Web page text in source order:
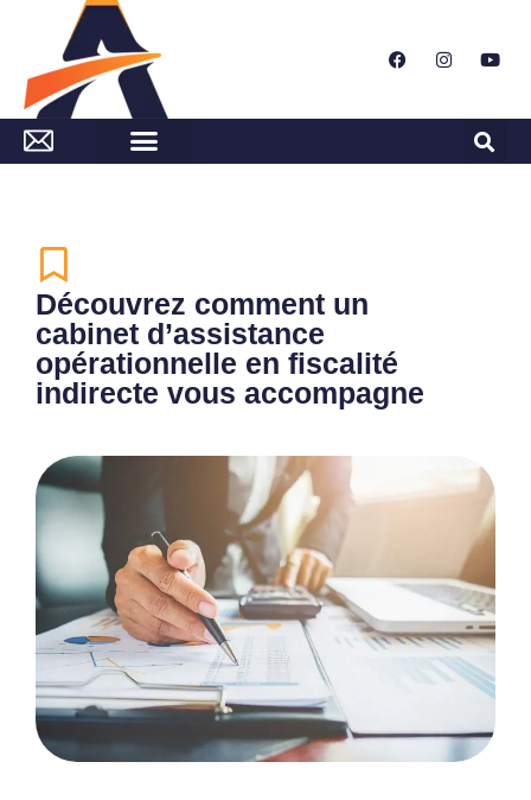
Découvrez comment un
cabinet d’assistance
opérationnelle en fiscalité
indirecte vous accompagne